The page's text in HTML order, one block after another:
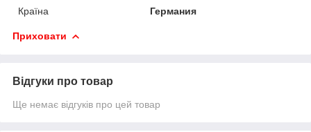
Країна
Германия
Приховати
Відгуки про товар
Ще немає відгуків про цей товар